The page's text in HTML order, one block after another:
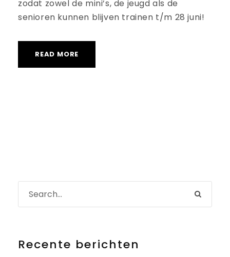
zodat zowel de mini’s, de jeugd als de
senioren kunnen blijven trainen t/m 28 juni!
READ MORE
Recente berichten